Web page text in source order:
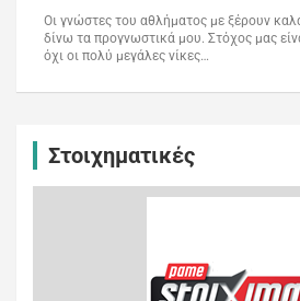
Οι γνώστες του αθλήματος με ξέρουν
δίνω τα προγνωστικά μου. Στόχος μας
όχι οι πολύ μεγάλες νίκες…
Στοιχηματικές